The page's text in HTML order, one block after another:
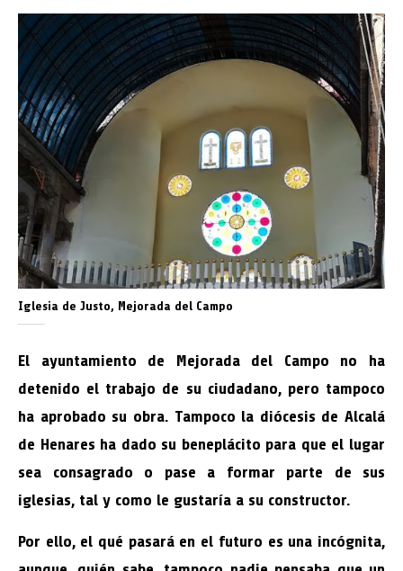
Iglesia de Justo, Mejorada del Campo
El ayuntamiento de Mejorada del Campo no ha
detenido el trabajo de su ciudadano, pero tampoco
ha aprobado su obra. Tampoco la diócesis de Alcalá
de Henares ha dado su beneplácito para que el lugar
sea consagrado o pase a formar parte de sus
iglesias, tal y como le gustaría a su constructor.
Por ello, el qué pasará en el futuro es una incógnita,